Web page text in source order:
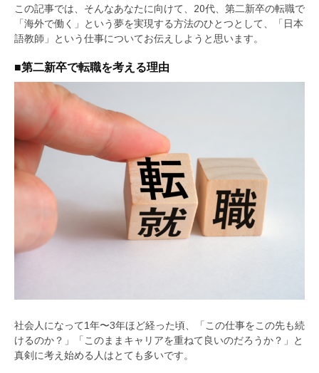
この記事では、そんなあなたに向けて、20代、第二新卒の転職で
「海外で働く」という夢を実現する方法のひとつとして、「日本
語教師」という仕事についてお伝えしようと思います。
■第二新卒で転職を考える理由
社会人になって1年〜3年ほど経った頃、「この仕事をこの先も続
けるのか？」「このままキャリアを重ねて良いのだろうか？」と
真剣に考え始める人はとても多いです。